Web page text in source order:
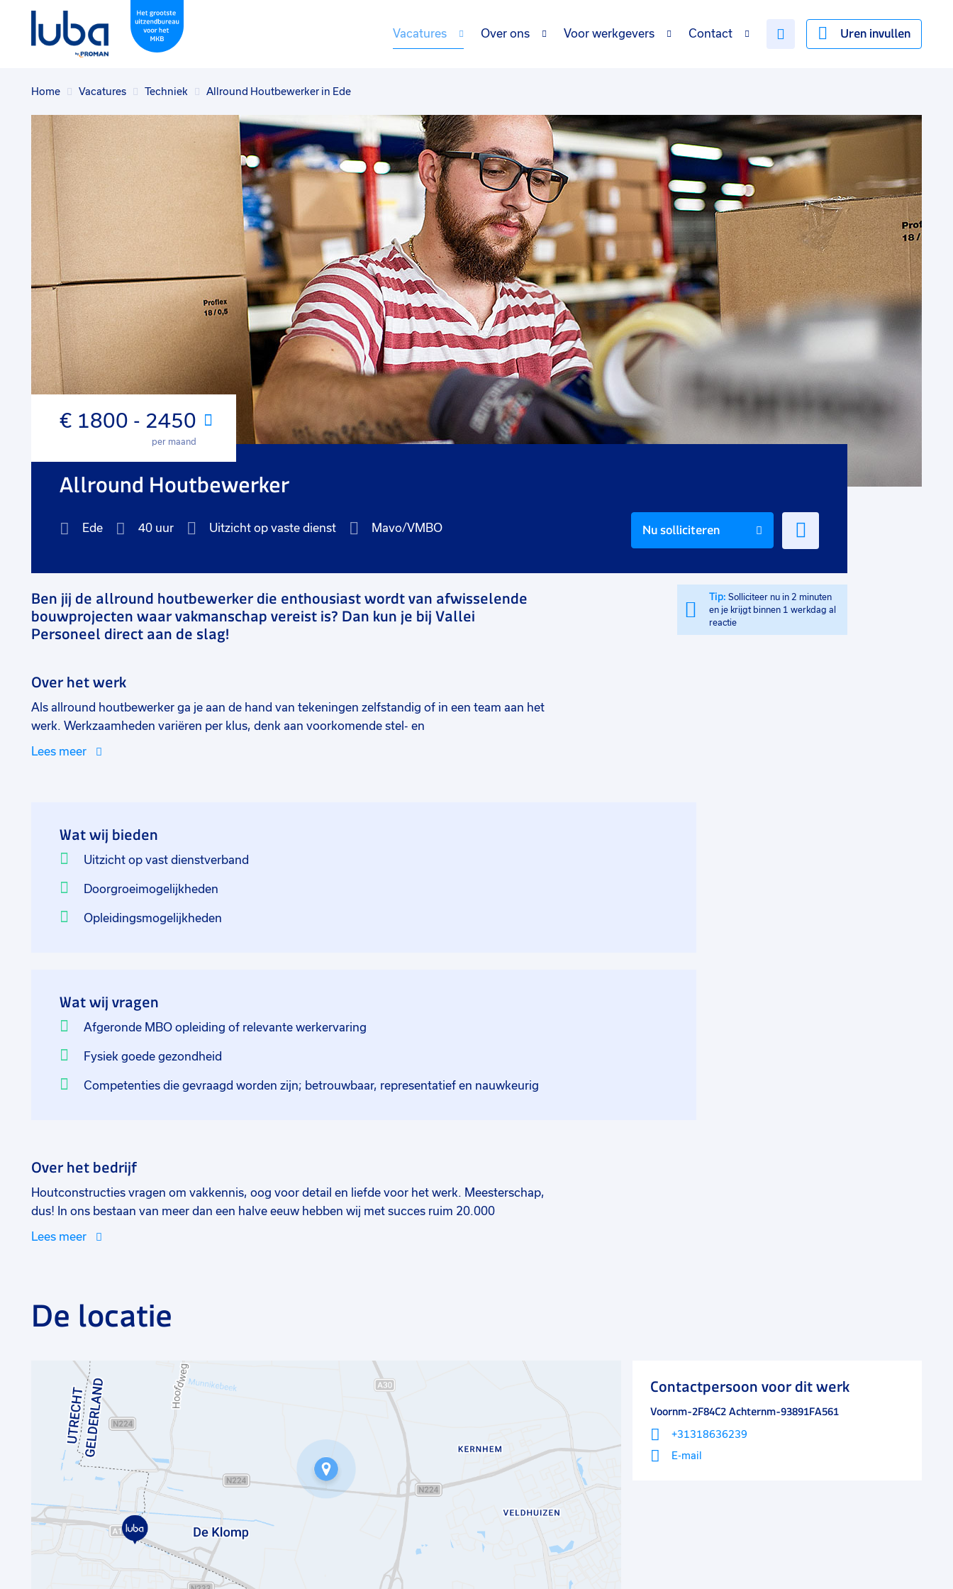
Uren invullen
Vacatures Over ons Voor werkgevers Contact
Home Vacatures Techniek Allround Houtbewerker in Ede
Maand
€ 1800 - 2450
per maand
Allround Houtbewerker
Ede 40 uur Uitzicht op vaste dienst Mavo/VMBO Nu solliciteren
favorieten
Tip: Solliciteer nu in 2 minuten
en je krijgt binnen 1 werkdag al
reactie
Ben jij de allround houtbewerker die enthousiast wordt van afwisselende
bouwprojecten waar vakmanschap vereist is? Dan kun je bij Vallei
Personeel direct aan de slag!
Over het werk
Als allround houtbewerker ga je aan de hand van tekeningen zelfstandig of in een team aan het
werk. Werkzaamheden variëren per klus, denk aan voorkomende stel- en
timmerwerkzaamheden. Van kleine planken tot grote balken van 15+ meter maak jij alles
Lees meer
Wat wij bieden
Uitzicht op vast dienstverband
Doorgroeimogelijkheden
Opleidingsmogelijkheden
Wat wij vragen
Afgeronde MBO opleiding of relevante werkervaring
Fysiek goede gezondheid
Competenties die gevraagd worden zijn; betrouwbaar, representatief en nauwkeurig
Over het bedrijf
Houtconstructies vragen om vakkennis, oog voor detail en liefde voor het werk. Meesterschap,
dus! In ons bestaan van meer dan een halve eeuw hebben wij met succes ruim 20.000
opdrachten gerealiseerd. Dit bedrijf is de specialist in het construeren, fabriceren en monteren
Lees meer
De locatie
Contactpersoon voor dit werk
Voornm-2F84C2 Achternm-93891FA561
+31318636239
E-mail